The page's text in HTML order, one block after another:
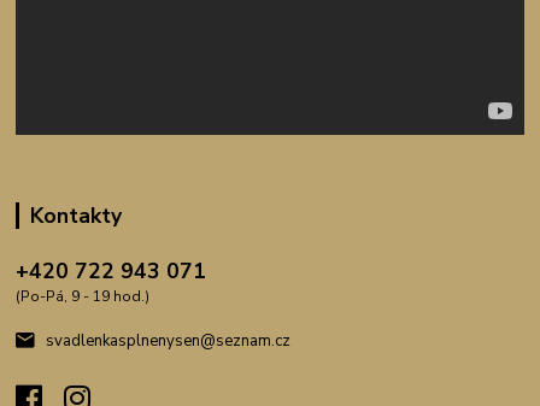
Kontakty
+420 722 943 071
(Po-Pá, 9 - 19 hod.)
svadlenkasplnenysen@seznam.cz